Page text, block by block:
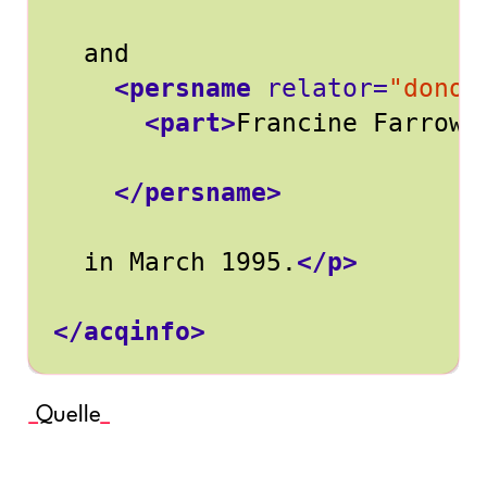
<persname
relator=
<part>Francine Farrow
</persname>
  in March 1995.
</p>
</acqinfo>
Quelle